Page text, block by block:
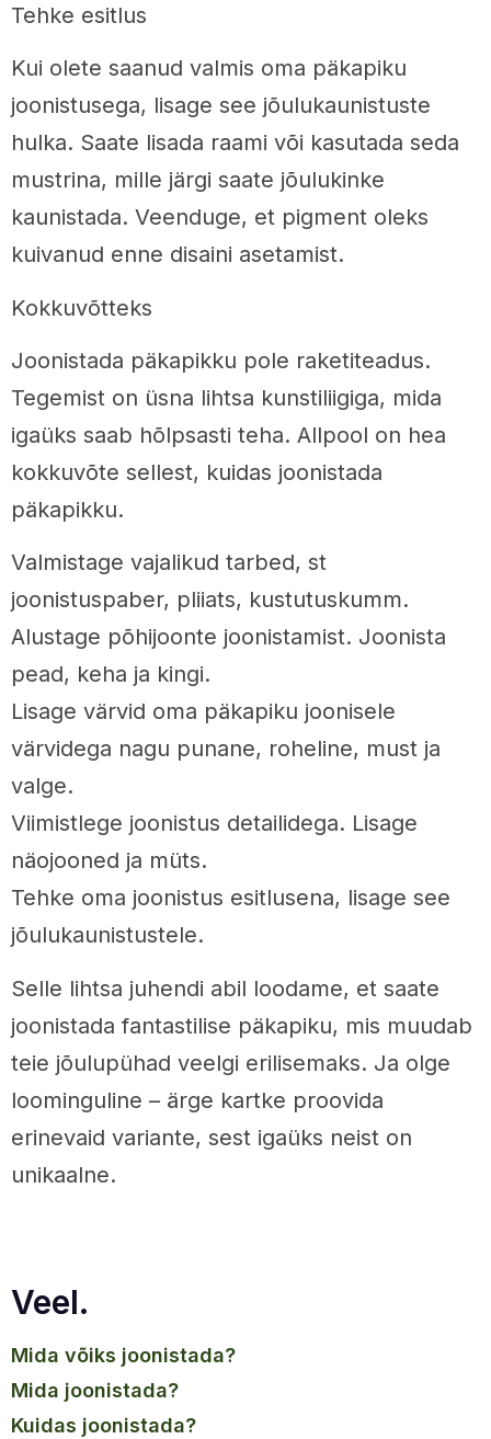
Tehke esitlus
Kui olete saanud valmis oma päkapiku
joonistusega, lisage see jõulukaunistuste
hulka. Saate lisada raami või kasutada seda
mustrina, mille järgi saate jõulukinke
kaunistada. Veenduge, et pigment oleks
kuivanud enne disaini asetamist.
Kokkuvõtteks
Joonistada päkapikku pole raketiteadus.
Tegemist on üsna lihtsa kunstiliigiga, mida
igaüks saab hõlpsasti teha. Allpool on hea
kokkuvõte sellest, kuidas joonistada
päkapikku.
Valmistage vajalikud tarbed, st
joonistuspaber, pliiats, kustutuskumm.
Alustage põhijoonte joonistamist. Joonista
pead, keha ja kingi.
Lisage värvid oma päkapiku joonisele
värvidega nagu punane, roheline, must ja
valge.
Viimistlege joonistus detailidega. Lisage
näojooned ja müts.
Tehke oma joonistus esitlusena, lisage see
jõulukaunistustele.
Selle lihtsa juhendi abil loodame, et saate
joonistada fantastilise päkapiku, mis muudab
teie jõulupühad veelgi erilisemaks. Ja olge
loominguline – ärge kartke proovida
erinevaid variante, sest igaüks neist on
unikaalne.
Veel.
mida võiks joonistada?
mida joonistada?
kuidas joonistada?